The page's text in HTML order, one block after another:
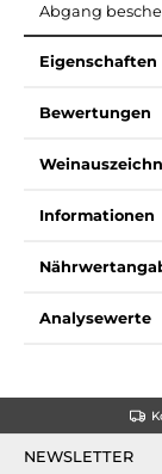
Abgang
Eigenschaften
Bewertungen
Informationen
Analysewerte
NEWSLETTER